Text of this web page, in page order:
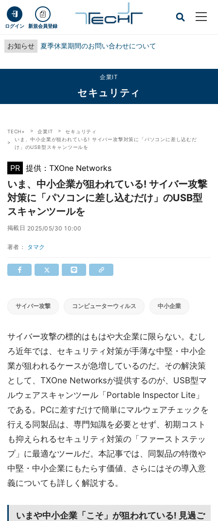
ログイン 新規会員登録
お知らせ 夏季休業期間のお問い合わせについて
企業IT
セキュリティ
TECH+ 企業IT
セキュリティ
いま、中小企業が狙われている! サイバー攻撃対策に「パソコンに差し込むだ
け」のUSB型スキャンツールを
PR 提供：TXOne Networks
いま、中小企業が狙われている! サイバー攻撃
対策に「パソコンに差し込むだけ」のUSB型
スキャンツールを
掲載日 2025/05/30 10:00
著者： タマク
サイバー攻撃 コンピューターウィルス 中小企業
サイバー攻撃の標的はもはや大企業に限らない。むし
ろ近年では、セキュリティ対策が手薄な中堅・中小企
業が狙われるケースが急増しているのだ。その解決策
として、TXOne Networksが提供するのが、USB型マ
ルウェアスキャンツール「Portable Inspector Lite」
である。PCに差すだけで簡単にマルウェアチェックを
行える同製品は、専門知識を必要とせず、初期コスト
も抑えられるセキュリティ対策の「ファーストステッ
プ」に最適なツールだ。本記事では、同製品の特徴や
中堅・中小企業にもたらす価値、さらにはその導入意
義についても詳しく解説する。
いまや中小企業「こそ」が狙われている! 見過ご